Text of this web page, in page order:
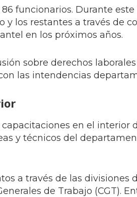
funcionarios. Durante este
los restantes a través de
en los próximos años.
sobre derechos
las intendencias
en el interior
y técnicos del
a través de las divisiones
de Trabajo (CGT).